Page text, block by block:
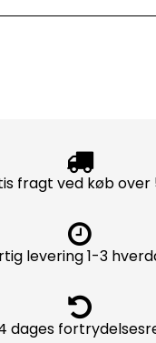
fragt ved køb over
levering 1-3
dages